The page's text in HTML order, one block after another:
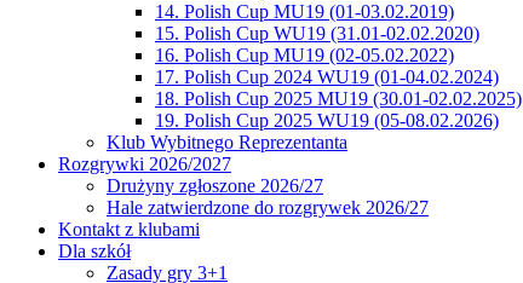
14. Polish Cup MU19 (01-03.02.2019)
15. Polish Cup WU19 (31.01-02.02.2020)
16. Polish Cup MU19 (02-05.02.2022)
17. Polish Cup 2024 WU19 (01-04.02.2024)
18. Polish Cup 2025 MU19 (30.01-02.02.2025)
19. Polish Cup 2025 WU19 (05-08.02.2026)
Klub Wybitnego Reprezentanta
Rozgrywki 2026/2027
Drużyny zgłoszone 2026/27
Hale zatwierdzone do rozgrywek 2026/27
Kontakt z klubami
Dla szkół
Zasady gry 3+1